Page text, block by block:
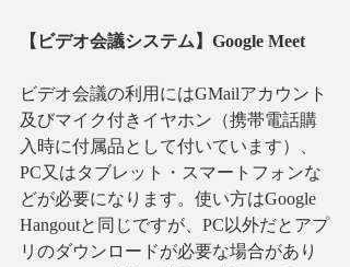
【ビデオ会議システム】Google Meet
ビデオ会議の利用にはGMailアカウント
及びマイク付きイヤホン（携帯電話購
入時に付属品として付いています）、
PC又はタブレット・スマートフォンな
どが必要になります。使い方はGoogle
Hangoutと同じですが、PC以外だとアプ
リのダウンロードが必要な場合があり